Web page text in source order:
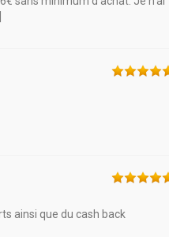
ainsi que du cash back